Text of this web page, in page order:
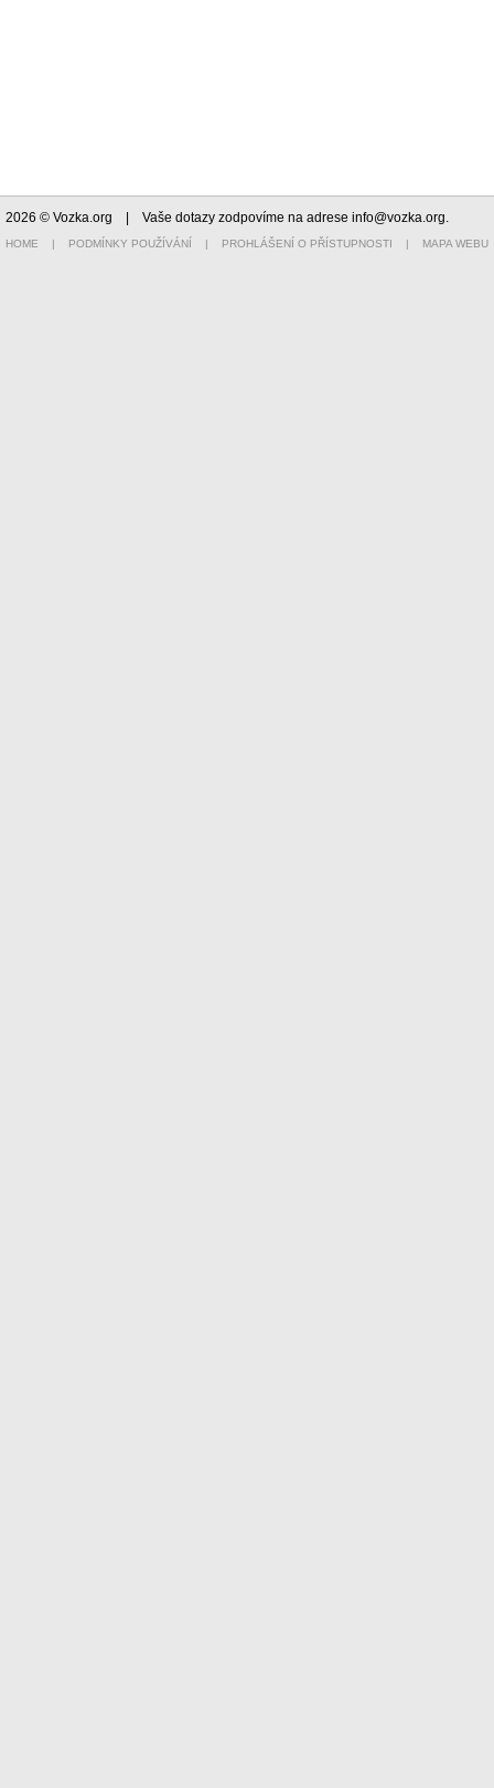
2026 © Vozka.org | Vaše dotazy zodpovíme na adrese info@vozka.org.
HOME | PODMÍNKY POUŽÍVÁNÍ | PROHLÁŠENÍ O PŘÍSTUPNOSTI | MAPA WEBU